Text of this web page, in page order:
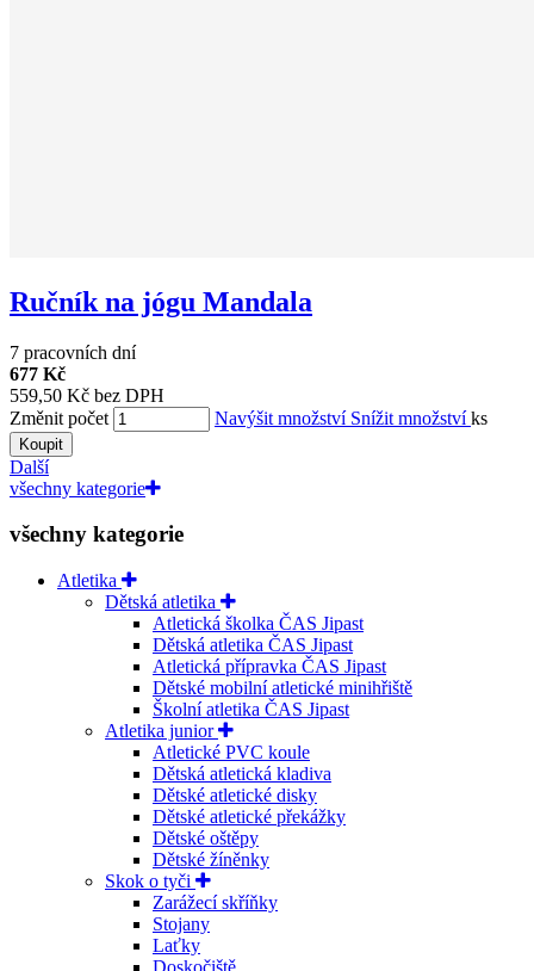
Ručník na jógu Mandala
7 pracovních dní
677 Kč
559,50 Kč bez DPH
Změnit počet
Navýšit množství Snížit množstvíks
Koupit
Další
všechny kategorie
všechny kategorie
Atletika
Dětská atletika
Atletická školka ČAS Jipast
Dětská atletika ČAS Jipast
Atletická přípravka ČAS Jipast
Dětské mobilní atletické minihřiště
Školní atletika ČAS Jipast
Atletika junior
Atletické PVC koule
Dětská atletická kladiva
Dětské atletické disky
Dětské atletické překážky
Dětské oštěpy
Dětské žíněnky
Skok o tyči
Zarážecí skříňky
Stojany
Laťky
Doskočiště